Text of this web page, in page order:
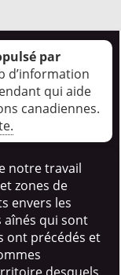
par
d’information
qui aide
canadiennes.
notre travail
zones de
envers les
qui sont
ont précédés et